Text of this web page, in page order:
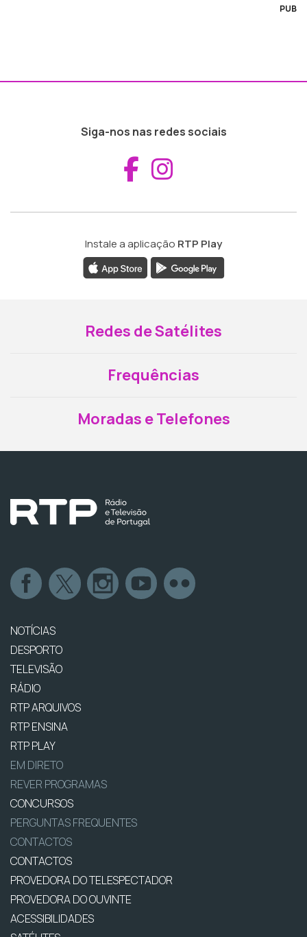
PUB
Siga-nos nas redes sociais
Aceder ao
Instale a aplicação RTP Play
Redes de Satélites
Frequências
Moradas e Telefones
NOTÍCIAS
DESPORTO
TELEVISÃO
RÁDIO
RTP ARQUIVOS
RTP ENSINA
RTP PLAY
EM DIRETO
REVER PROGRAMAS
CONCURSOS
PERGUNTAS FREQUENTES
CONTACTOS
CONTACTOS
PROVEDORA DO TELESPECTADOR
PROVEDORA DO OUVINTE
ACESSIBILIDADES